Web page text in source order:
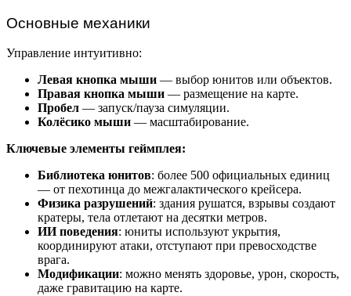
Основные механики
Управление интуитивно:
Левая кнопка мыши — выбор юнитов или объектов.
Правая кнопка мыши — размещение на карте.
Пробел — запуск/пауза симуляции.
Колёсико мыши — масштабирование.
Ключевые элементы геймплея:
Библиотека юнитов: более 500 официальных единиц
— от пехотинца до межгалактического крейсера.
Физика разрушений: здания рушатся, взрывы создают
кратеры, тела отлетают на десятки метров.
ИИ поведения: юниты используют укрытия,
координируют атаки, отступают при превосходстве
врага.
Модификации: можно менять здоровье, урон, скорость,
даже гравитацию на карте.